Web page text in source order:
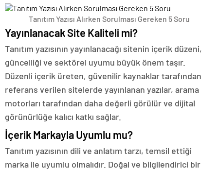
Tanıtım Yazısı Alırken Sorulması Gereken 5 Soru
Yayınlanacak Site Kaliteli mi?
Tanıtım yazısının yayınlanacağı sitenin içerik düzeni,
güncelliği ve sektörel uyumu büyük önem taşır.
Düzenli içerik üreten, güvenilir kaynaklar tarafından
referans verilen sitelerde yayınlanan yazılar, arama
motorları tarafından daha değerli görülür ve dijital
görünürlüğe kalıcı katkı sağlar.
İçerik Markayla Uyumlu mu?
Tanıtım yazısının dili ve anlatım tarzı, temsil ettiği
marka ile uyumlu olmalıdır. Doğal ve bilgilendirici bir